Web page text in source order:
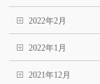
2022年2月
2022年1月
2021年12月